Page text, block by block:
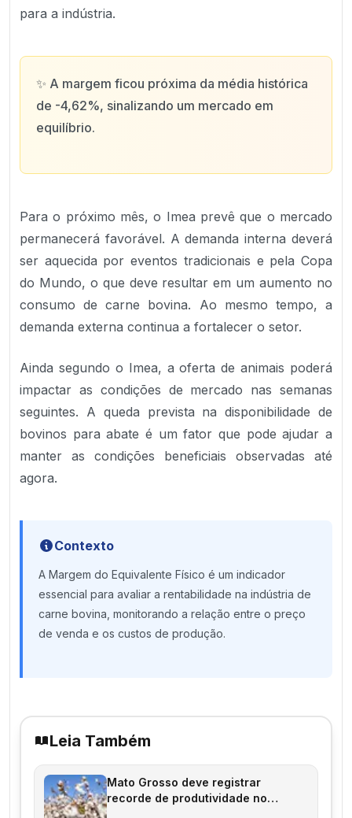
para a indústria.
✨ A margem ficou próxima da média histórica
de -4,62%, sinalizando um mercado em
equilíbrio.
Para o próximo mês, o Imea prevê que o mercado
permanecerá favorável. A demanda interna deverá
ser aquecida por eventos tradicionais e pela Copa
do Mundo, o que deve resultar em um aumento no
consumo de carne bovina. Ao mesmo tempo, a
demanda externa continua a fortalecer o setor.
Ainda segundo o Imea, a oferta de animais poderá
impactar as condições de mercado nas semanas
seguintes. A queda prevista na disponibilidade de
bovinos para abate é um fator que pode ajudar a
manter as condições beneficiais observadas até
agora.
Contexto
A Margem do Equivalente Físico é um indicador
essencial para avaliar a rentabilidade na indústria de
carne bovina, monitorando a relação entre o preço
de venda e os custos de produção.
Leia Também
Mato Grosso deve registrar
recorde de produtividade no